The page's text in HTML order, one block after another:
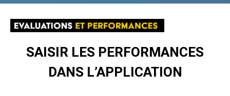
SAISIR LES PERFORMANCES
DANS L’APPLICATION